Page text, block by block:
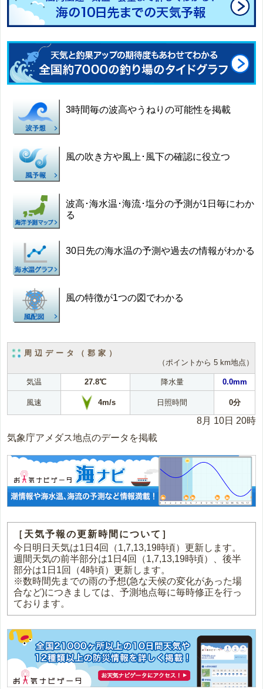
3時間毎の波高やうねりの可能性を掲載
風の吹き方や風上･風下の確認に役立つ
波高･海水温･海流･塩分の予測が1日毎にわか
る
30日先の海水温の予測や過去の情報がわかる
風の特徴が1つの図でわかる
周辺データ（郡家）
（ポイントから 5 km地点）
気温 27.8℃ 降水量 0.0mm
風速 4m/s 日照時間 0分
8月 10日 20時
気象庁アメダス地点のデータを掲載
［天気予報の更新時間について］
今日明日天気は1日4回（1,7,13,19時頃）更新します。
週間天気の前半部分は1日4回（1,7,13,19時頃）、後半
部分は1日1回（4時頃）更新します。
※数時間先までの雨の予想(急な天候の変化があった場
合など)につきましては、予測地点毎に毎時修正を行っ
ております。